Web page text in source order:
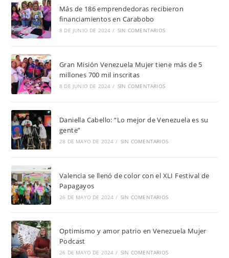
Más de 186 emprendedoras recibieron
financiamientos en Carabobo
8 DE JUNIO DE 2024 / SIN COMENTARIOS
Gran Misión Venezuela Mujer tiene más de 5
millones 700 mil inscritas
8 DE JUNIO DE 2024 / SIN COMENTARIOS
Daniella Cabello: “Lo mejor de Venezuela es su
gente”
28 DE MAYO DE 2024 / SIN COMENTARIOS
Valencia se llenó de color con el XLI Festival de
Papagayos
26 DE MAYO DE 2024 / SIN COMENTARIOS
Optimismo y amor patrio en Venezuela Mujer
Podcast
26 DE MAYO DE 2024 / SIN COMENTARIOS